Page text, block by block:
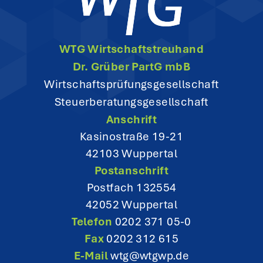
WTG Wirtschaftstreuhand
Dr. Grüber PartG mbB
Wirtschaftsprüfungsgesellschaft
Steuerberatungsgesellschaft
Anschrift
Kasinostraße 19-21
42103 Wuppertal
Postanschrift
Postfach 132554
42052 Wuppertal
Telefon 0202 371 05-0
Fax 0202 312 615
E-Mailwtg@wtgwp.de